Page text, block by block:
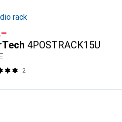
rack
4POSTRACK15U
2